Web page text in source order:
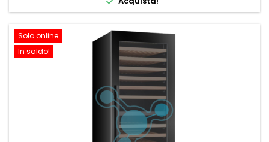
Solo online
In saldo!